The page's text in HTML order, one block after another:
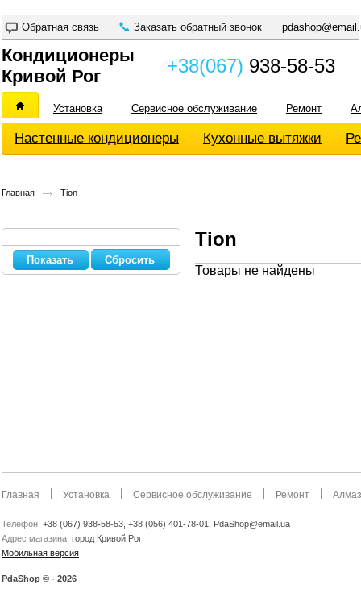
Обратная связь Заказать обратный звонок
Кондиционеры
Кривой Рог
+38(067) 938-58-53
Установка Сервисное обслуживание Ремонт
Настенные кондиционеры Кухонные вытяжки
Главная Tion
Сбросить
Tion
Товары не найдены
Главная Установка Сервисное обслуживание Ремонт
Телефон: +38 (067) 938-58-53, +38 (056) 401-78-01, PdaShop@email.ua
Адрес магазина: город Кривой Рог
Мобильная версия
PdaShop © - 2026